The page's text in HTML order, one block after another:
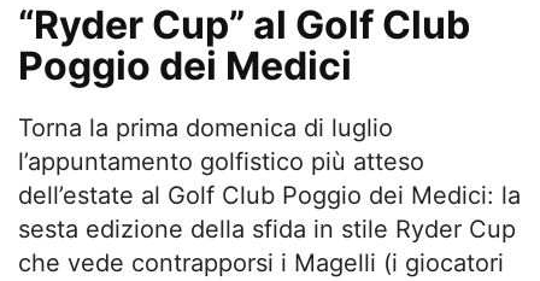
“Ryder Cup” al Golf Club
Poggio dei Medici
Torna la prima domenica di luglio
l’appuntamento golfistico più atteso
dell’estate al Golf Club Poggio dei Medici: la
sesta edizione della sfida in stile Ryder Cup
che vede contrapporsi i Magelli (i giocatori